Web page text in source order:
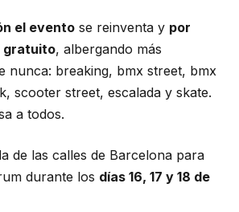
el evento se reinventa y por
gratuito, albergando más
nunca: breaking, bmx street, bmx
scooter street, escalada y skate.
a todos.
de las calles de Barcelona para
durante los días 16, 17 y 18 de